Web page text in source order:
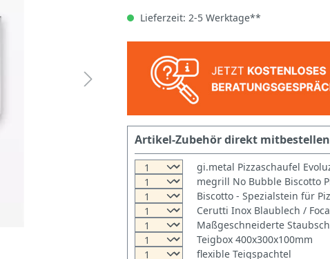
Lieferzeit: 2-5 Werktage**
Artikel-Zubehör direkt mitbestellen
Teigbox 400x300x100mm
flexible Teigspachtel